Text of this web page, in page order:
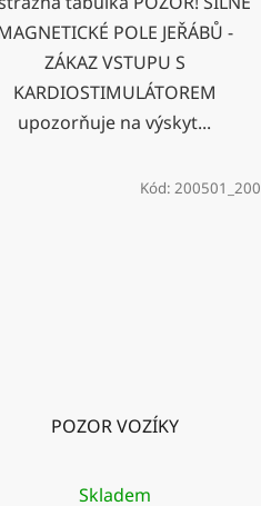
POLE JEŘÁBŮ -
ZÁKAZ VSTUPU S
KARDIOSTIMULÁTOREM
upozorňuje na výskyt...
POZOR VOZÍKY
Skladem
Kód: 200501_200